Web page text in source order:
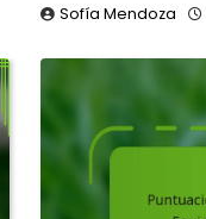
Sofía Mendoza